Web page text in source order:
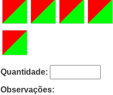
Quantidade:
Observações: